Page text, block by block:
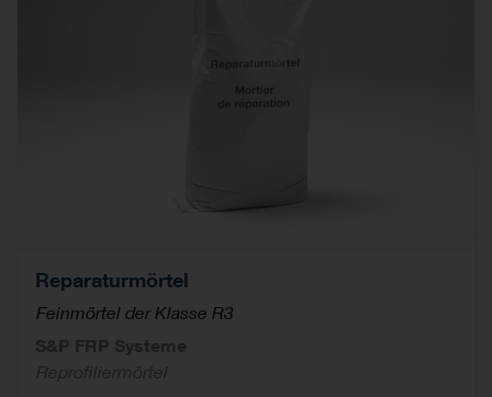
Reparaturmörtel
Feinmörtel der Klasse R3
S&P FRP Systeme
Reprofiliermörtel